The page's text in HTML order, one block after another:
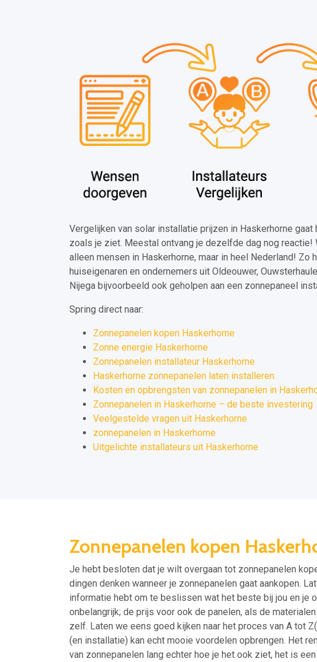
Vergelijken van solar installatie prijzen in Haskerhorne gaat
zoals je ziet. Meestal ontvang je dezelfde dag nog reactie!
alleen mensen in Haskerhorne, maar in heel Nederland! Zo
huiseigenaren en ondernemers uit Oldeouwer,
Nijega bijvoorbeeld ook geholpen aan een zonnepaneel
Spring direct naar:
Zonnepanelen kopen Haskerhorne
Zonne energie Haskerhorne
Zonnepanelen installateur Haskerhorne
Haskerhorne zonnepanelen laten installeren
Kosten en opbrengsten van zonnepanelen in
Zonnepanelen in Haskerhorne – de beste investering
Veelgestelde vragen uit Haskerhorne
zonnepanelen in Haskerhorne
Uitgelichte installateurs uit Haskerhorne
Zonnepanelen kopen
Je hebt besloten dat je wilt overgaan tot zonnepanelen
dingen denken wanneer je zonnepanelen gaat aankopen.
informatie hebt om te beslissen wat het beste bij jou en je
onbelangrijk; de prijs voor ook de panelen, als de
zelf. Laten we eens goed kijken naar het proces van A tot
(en installatie) kan echt mooie voordelen opbrengen. Het
van zonnepanelen lang echter hoe je het ook ziet, het is